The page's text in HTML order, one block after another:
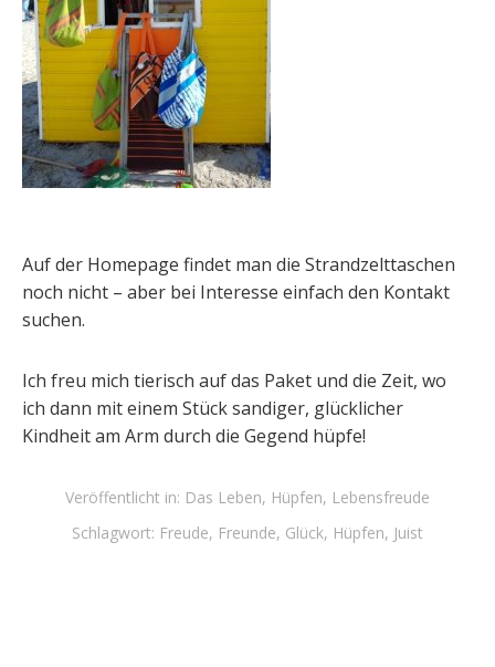
Auf der Homepage findet man die Strandzelttaschen
noch nicht – aber bei Interesse einfach den Kontakt
suchen.
Ich freu mich tierisch auf das Paket und die Zeit, wo
ich dann mit einem Stück sandiger, glücklicher
Kindheit am Arm durch die Gegend hüpfe!
Veröffentlicht in: Das Leben, Hüpfen, Lebensfreude
Schlagwort: Freude, Freunde, Glück, Hüpfen, Juist